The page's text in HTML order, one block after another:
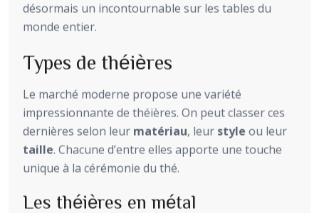
désormais un incontournable sur les tables du
monde entier.
Types de théières
Le marché moderne propose une variété
impressionnante de théières. On peut classer ces
dernières selon leur matériau, leur style ou leur
taille. Chacune d’entre elles apporte une touche
unique à la cérémonie du thé.
Les théières en métal